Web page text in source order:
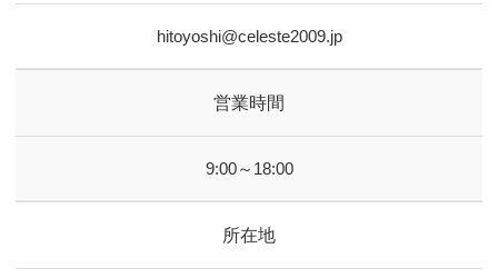
hitoyoshi@celeste2009.jp
営業時間
9:00～18:00
所在地